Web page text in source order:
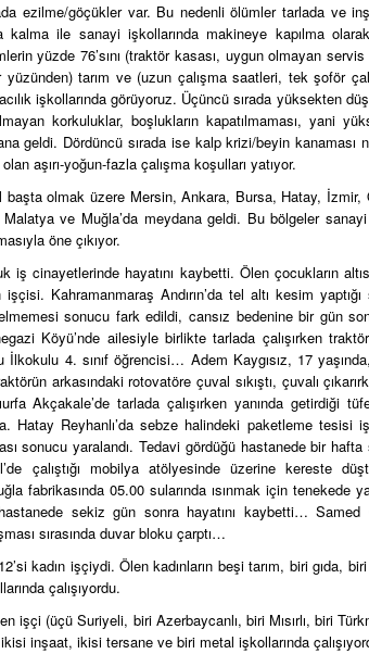
ezilme/göçükler var. Bu nedenli ölümler tarlada ve
kalma ile sanayi işkollarında makineye kapılma
yüzde 76’sını (traktör kasası, uygun olmayan
tarım ve (uzun çalışma saatleri, tek şoför
işkollarında görüyoruz. Üçüncü sırada yüksekten
korkuluklar, boşlukların kapatılmaması, yani
geldi. Dördüncü sırada ise kalp krizi/beyin kanaması
aşırı-yoğun-fazla çalışma koşulları yatıyor.
olmak üzere Mersin, Ankara, Bursa, Hatay, İzmir,
ve Muğla’da meydana geldi. Bu bölgeler
öne çıkıyor.
iş cinayetlerinde hayatını kaybetti. Ölen çocukların
Kahramanmaraş Andırın’da tel altı kesim
sonucu fark edildi, cansız bedenine bir gün
Köyü’nde ailesiyle birlikte tarlada çalışırken
4. sınıf öğrencisi… Adem Kaygısız, 17
arkasındaki rotovatöre çuval sıkıştı, çuvalı
Akçakale’de tarlada çalışırken yanında getirdiği
Hatay Reyhanlı’da sebze halindeki paketleme
sonucu yaralandı. Tedavi gördüğü hastanede bir
çalıştığı mobilya atölyesinde üzerine kereste
fabrikasında 05.00 sularında ısınmak için
sekiz gün sonra hayatını kaybetti…
sırasında duvar bloku çarptı…
kadın işçiydi. Ölen kadınların beşi tarım, biri gıda,
çalışıyordu.
işçi (üçü Suriyeli, biri Azerbaycanlı, biri Mısırlı, biri
inşaat, ikisi tersane ve biri metal işkollarında